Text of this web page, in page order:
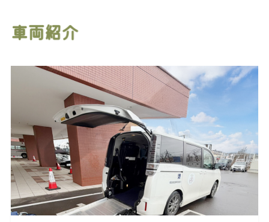
車両紹介